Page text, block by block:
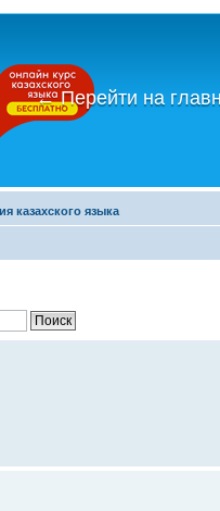
←Перейти на
казахского языка